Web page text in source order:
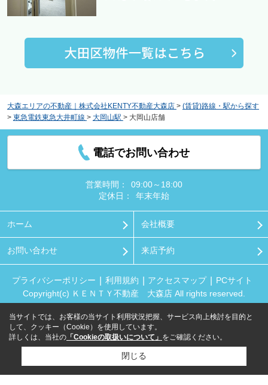
大森エリアの不動産｜株式会社KENTY不動産大森店 > (賃貸)路線・駅から探す
> 東急電鉄東急大井町線 > 大岡山駅 > 大岡山店舗
電話でお問い合わせ
営業時間：
09:00～18:00
定休日：
年末年始
ホーム 会社概要
お問い合わせ 来店予約
プライバシーポリシー 利用規約 アクセスマップ
PCサイト
Copyright(c) ＫＥＮＴＹ不動産 大森店 All rights reserved.
当サイトでは、お客様の当サイト利用状況把握、サービス向上検討を目的と
して、クッキー（Cookie）を使用しています。
詳しくは、当社の 「Cookieの取扱いについて」 をご確認ください。
閉じる